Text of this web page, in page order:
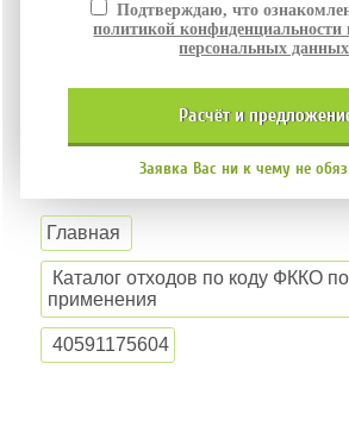
Подтверждаю, что
политикой конфиденциальности
персональных
расчёт и
Заявка Вас ни к чему не
Главная
Каталог отходов по коду ФККО
применения
40591175604